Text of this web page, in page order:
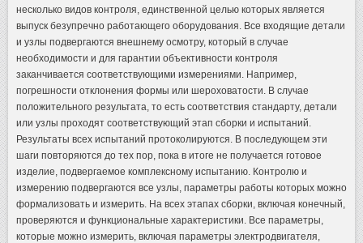
несколько видов контроля, единственной целью которых является
выпуск безупречно работающего оборудования. Все входящие детали
и узлы подвергаются внешнему осмотру, который в случае
необходимости и для гарантии объективности контроля
заканчивается соответствующими измерениями. Например,
погрешности отклонения формы или шероховатости. В случае
положительного результата, то есть соответствия стандарту, детали
или узлы проходят соответствующий этап сборки и испытаний.
Результаты всех испытаний протоколируются. В последующем эти
шаги повторяются до тех пор, пока в итоге не получается готовое
изделие, подвергаемое комплексному испытанию. Контролю и
измерению подвергаются все узлы, параметры работы которых можно
формализовать и измерить. На всех этапах сборки, включая конечный,
проверяются и функциональные характеристики. Все параметры,
которые можно измерить, включая параметры электродвигателя,